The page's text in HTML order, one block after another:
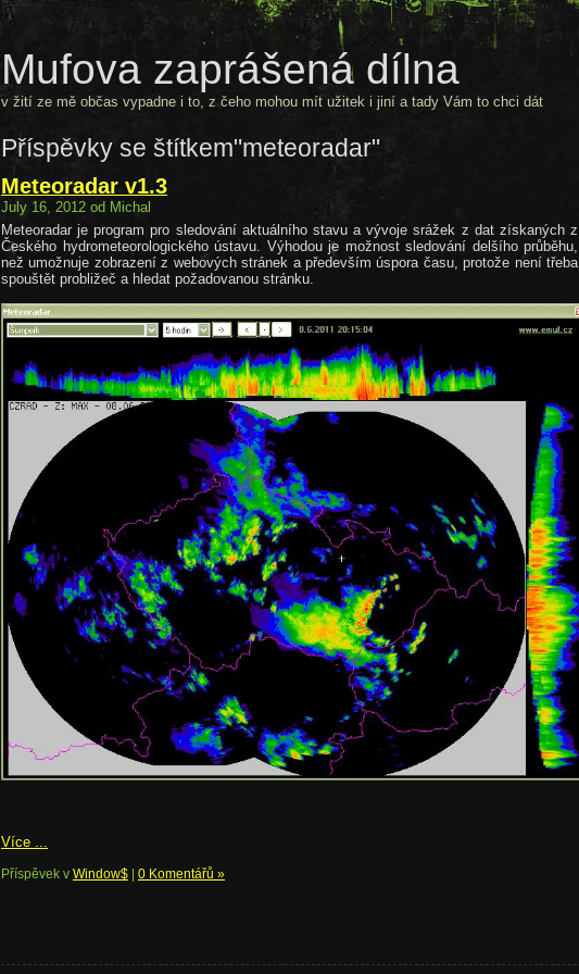
Mufova zaprášená dílna
v žití ze mě občas vypadne i to, z čeho mohou mít užitek i jiní a tady Vám to chci dát
Příspěvky se štítkem"meteoradar"
Meteoradar v1.3
July 16, 2012 od Michal
Meteoradar je program pro sledování aktuálního stavu a vývoje srážek z dat získaných z
Českého hydrometeorologického ústavu. Výhodou je možnost sledování delšího průběhu,
než umožnuje zobrazení z webových stránek a především úspora času, protože není třeba
spouštět probližeč a hledat požadovanou stránku.
Více ...
Příspěvek v Window$ | 0 Komentářů »